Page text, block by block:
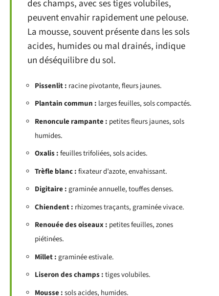
des champs, avec ses tiges volubiles,
peuvent envahir rapidement une pelouse.
La mousse, souvent présente dans les sols
acides, humides ou mal drainés, indique
un déséquilibre du sol.
Pissenlit : racine pivotante, fleurs jaunes.
Plantain commun : larges feuilles, sols compactés.
Renoncule rampante : petites fleurs jaunes, sols
humides.
Oxalis :feuilles trifoliées, sols acides.
Trèfle blanc :fixateur d’azote, envahissant.
Digitaire : graminée annuelle, touffes denses.
Chiendent : rhizomes traçants, graminée vivace.
Renouée des oiseaux : petites feuilles, zones
piétinées.
Millet : graminée estivale.
Liseron des champs :tiges volubiles.
Mousse :sols acides, humides.